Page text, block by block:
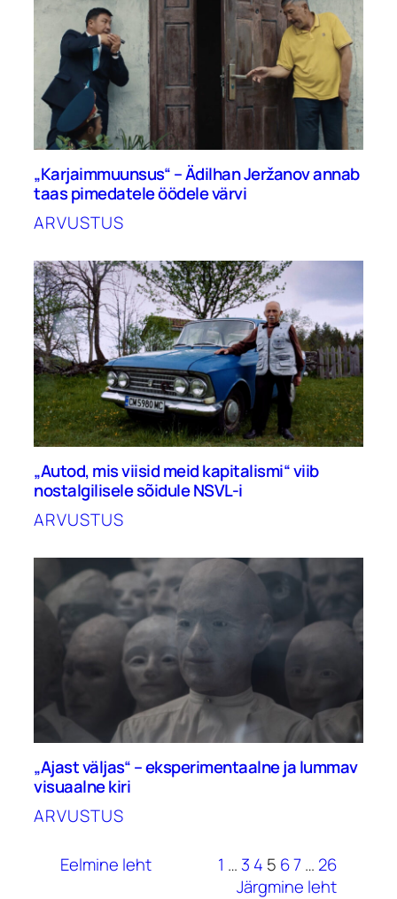
„Karjaimmuunsus“ – Ädilhan Jeržanov annab
taas pimedatele öödele värvi
ARVUSTUS
„Autod, mis viisid meid kapitalismi“ viib
nostalgilisele sõidule NSVL-i
ARVUSTUS
„Ajast väljas“ – eksperimentaalne ja lummav
visuaalne kiri
ARVUSTUS
Eelmine leht 1 … 3 4 5 67… 26
Järgmine leht